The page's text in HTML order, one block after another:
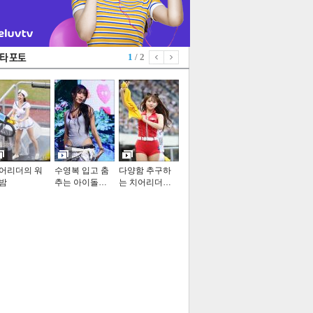
1 / 2
리더의 워
수영복 입고 춤
추는 아이돌…
다양함 추구하
는 치어리더…